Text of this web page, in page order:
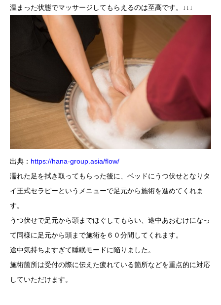
温まった状態でマッサージしてもらえるのは至高です。↓↓↓
出典： https://hana-group.asia/flow/
濡れた足を拭き取ってもらった後に、ベッドにうつ伏せとなりタ
イ王式セラピーというメニューで足元から施術を進めてくれま
す。
うつ伏せで足元から頭までほぐしてもらい、途中あおむけになっ
て同様に足元から頭まで施術を６０分間してくれます。
途中気持ちよすぎて睡眠モードに陥りました。
施術箇所は受付の際に伝えた疲れている箇所などを重点的に対応
していただけます。